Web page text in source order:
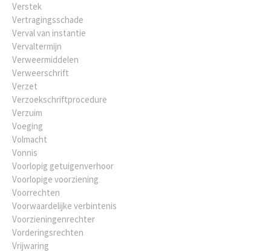
Verstek
Vertragingsschade
Verval van instantie
Vervaltermijn
Verweermiddelen
Verweerschrift
Verzet
Verzoekschriftprocedure
Verzuim
Voeging
Volmacht
Vonnis
Voorlopig getuigenverhoor
Voorlopige voorziening
Voorrechten
Voorwaardelijke verbintenis
Voorzieningenrechter
Vorderingsrechten
Vrijwaring